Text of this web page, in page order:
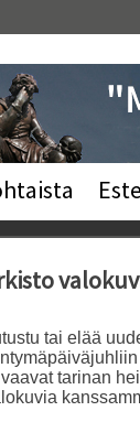
tai elää
tarinan